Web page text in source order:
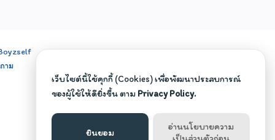
าม
เว็บไซต์นี้ใช้คุกกี้ (Cookies) เพื่อพัฒนาประสบการณ์
ของผู้ใช้ให้ดียิ่งขึ้น ตาม Privacy Policy.
ยินยอม
อ่านนโยบายความ